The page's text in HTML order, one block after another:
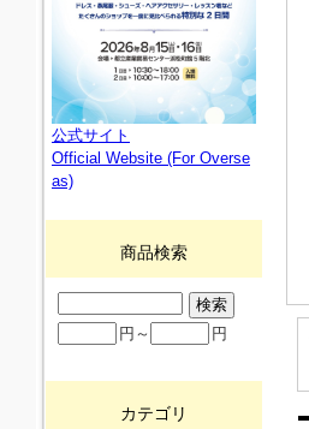
公式サイト
Official Website (For Overse
as)
商品検索
円～ 円
カテゴリ